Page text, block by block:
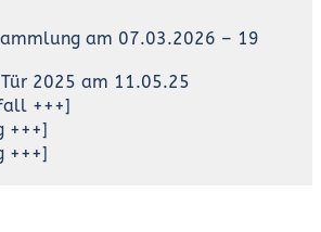
am 07.03.2026 – 19
2025 am 11.05.25
+++]
+++]
+++]